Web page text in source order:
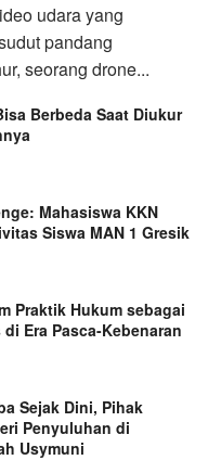
udara yang
pandang
seorang drone...
Berbeda Saat Diukur
Mahasiswa KKN
Siswa MAN 1 Gresik
Praktik Hukum sebagai
Era Pasca-Kebenaran
Sejak Dini, Pihak
Penyuluhan di
Usymuni